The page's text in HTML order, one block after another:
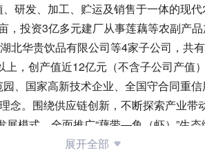
研发、加工、贮运及销售于一体的现
投资3亿多元建厂从事莲藕等农副产
北华贵饮品有限公司等4家子公司，共
，创产值近12亿元（不含子公司产值
、国家高新技术企业、全国守合同重
念。围绕供应链创新，不断探索产业带
展模式，全面推广“藕带—鱼（虾）”生
产品。牵头组建30家水生蔬菜种植专
展开全部